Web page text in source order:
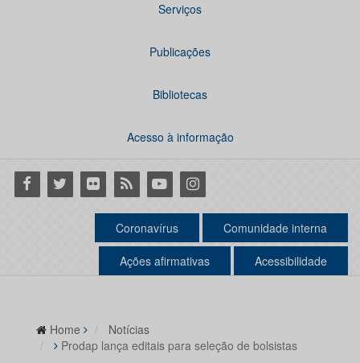
Serviços
Publicações
Bibliotecas
Acesso à informação
Facebook
Twitter Flickr RSS YoutubeInstagram
Coronavírus Comunidade interna
Ações afirmativas Acessibilidade
Home
Notícias
Prodap lança editais para seleção de bolsistas